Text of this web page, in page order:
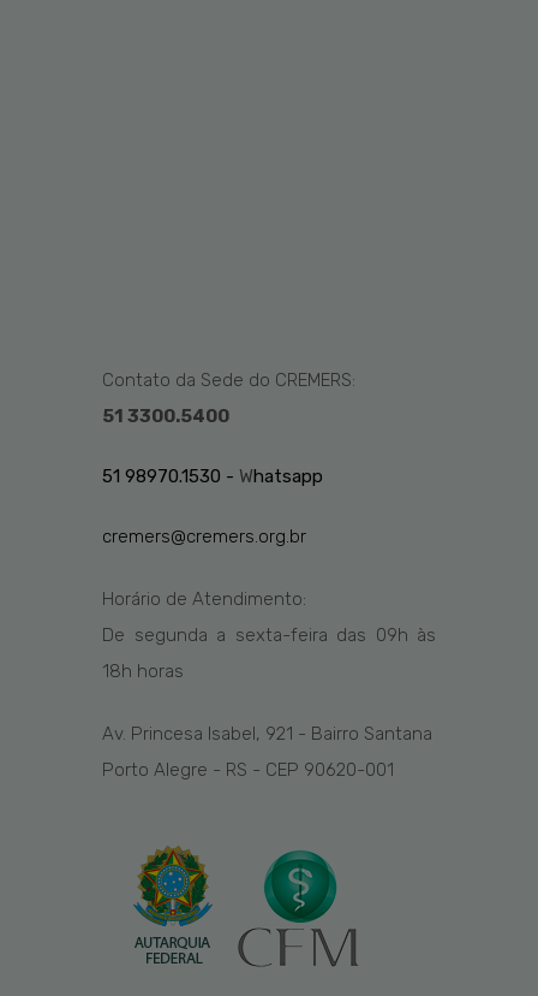
Contato da Sede do CREMERS:
51 3300.5400
51 98970.1530 - Whatsapp
cremers@cremers.org.br
Horário de Atendimento:
De segunda a sexta-feira das 09h às
18h horas
Av. Princesa Isabel, 921 - Bairro Santana
Porto Alegre - RS - CEP 90620-001